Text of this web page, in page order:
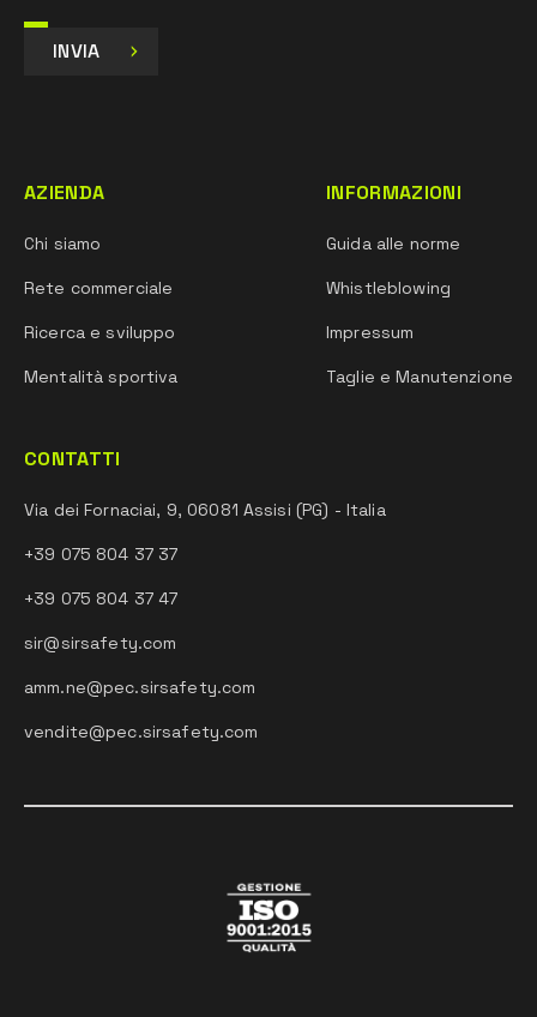
INVIA
AZIENDA
Chi siamo
Rete commerciale
Ricerca e sviluppo
Mentalità sportiva
INFORMAZIONI
Guida alle norme
Whistleblowing
Impressum
Taglie e Manutenzione
CONTATTI
Via dei Fornaciai, 9, 06081 Assisi (PG) - Italia
+39 075 804 37 37
+39 075 804 37 47
sir@sirsafety.com
amm.ne@pec.sirsafety.com
vendite@pec.sirsafety.com